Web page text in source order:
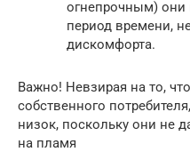
огнепрочным) они
период времени,
дискомфорта.
Важно! Невзирая на то,
собственного
низок, поскольку они не
на пламя